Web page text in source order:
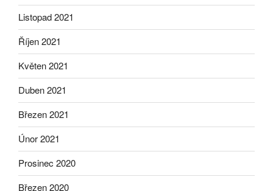
Listopad 2021
Říjen 2021
Květen 2021
Duben 2021
Březen 2021
Únor 2021
Prosinec 2020
Březen 2020